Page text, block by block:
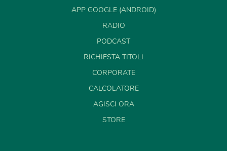
APP GOOGLE (ANDROID)
RADIO
PODCAST
RICHIESTA TITOLI
CORPORATE
CALCOLATORE
AGISCI ORA
STORE